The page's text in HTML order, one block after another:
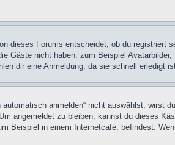
dieses Forums entscheidet, ob du registriert
Gäste nicht haben: zum Beispiel
dir eine Anmeldung, da sie schnell erledigt
anmelden“ nicht auswählst, wirst
angemeldet zu bleiben, kannst du dieses
Beispiel in einem Internetcafé, befindest.